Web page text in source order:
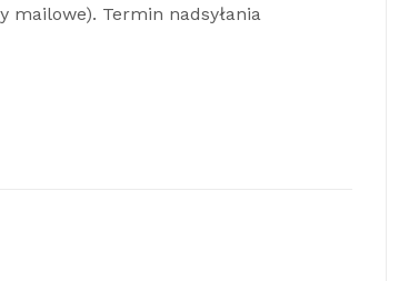
mailowe). Termin nadsyłania